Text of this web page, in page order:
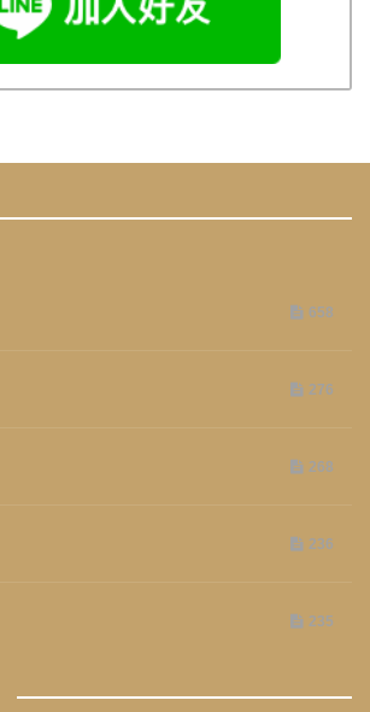
658
276
268
236
235